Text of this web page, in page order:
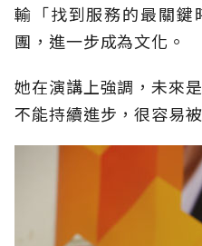
輸「找到服務的最關鍵
團，進一步成為文化。
她在演講上強調，未來
不能持續進步，很容易